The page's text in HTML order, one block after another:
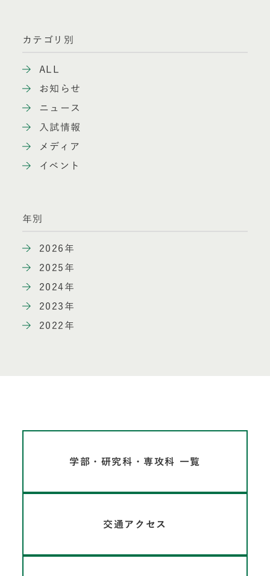
カテゴリ別
ALL
お知らせ
ニュース
入試情報
メディア
イベント
年別
2026年
2025年
2024年
2023年
2022年
学部・研究科・専攻科 一覧
交通アクセス